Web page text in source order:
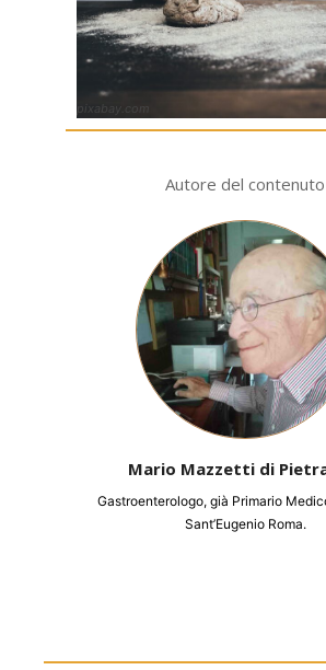
pixabay.com
Autore del contenuto
Mario Mazzetti di
Gastroenterologo, già Primario
Sant’Eugenio Roma.